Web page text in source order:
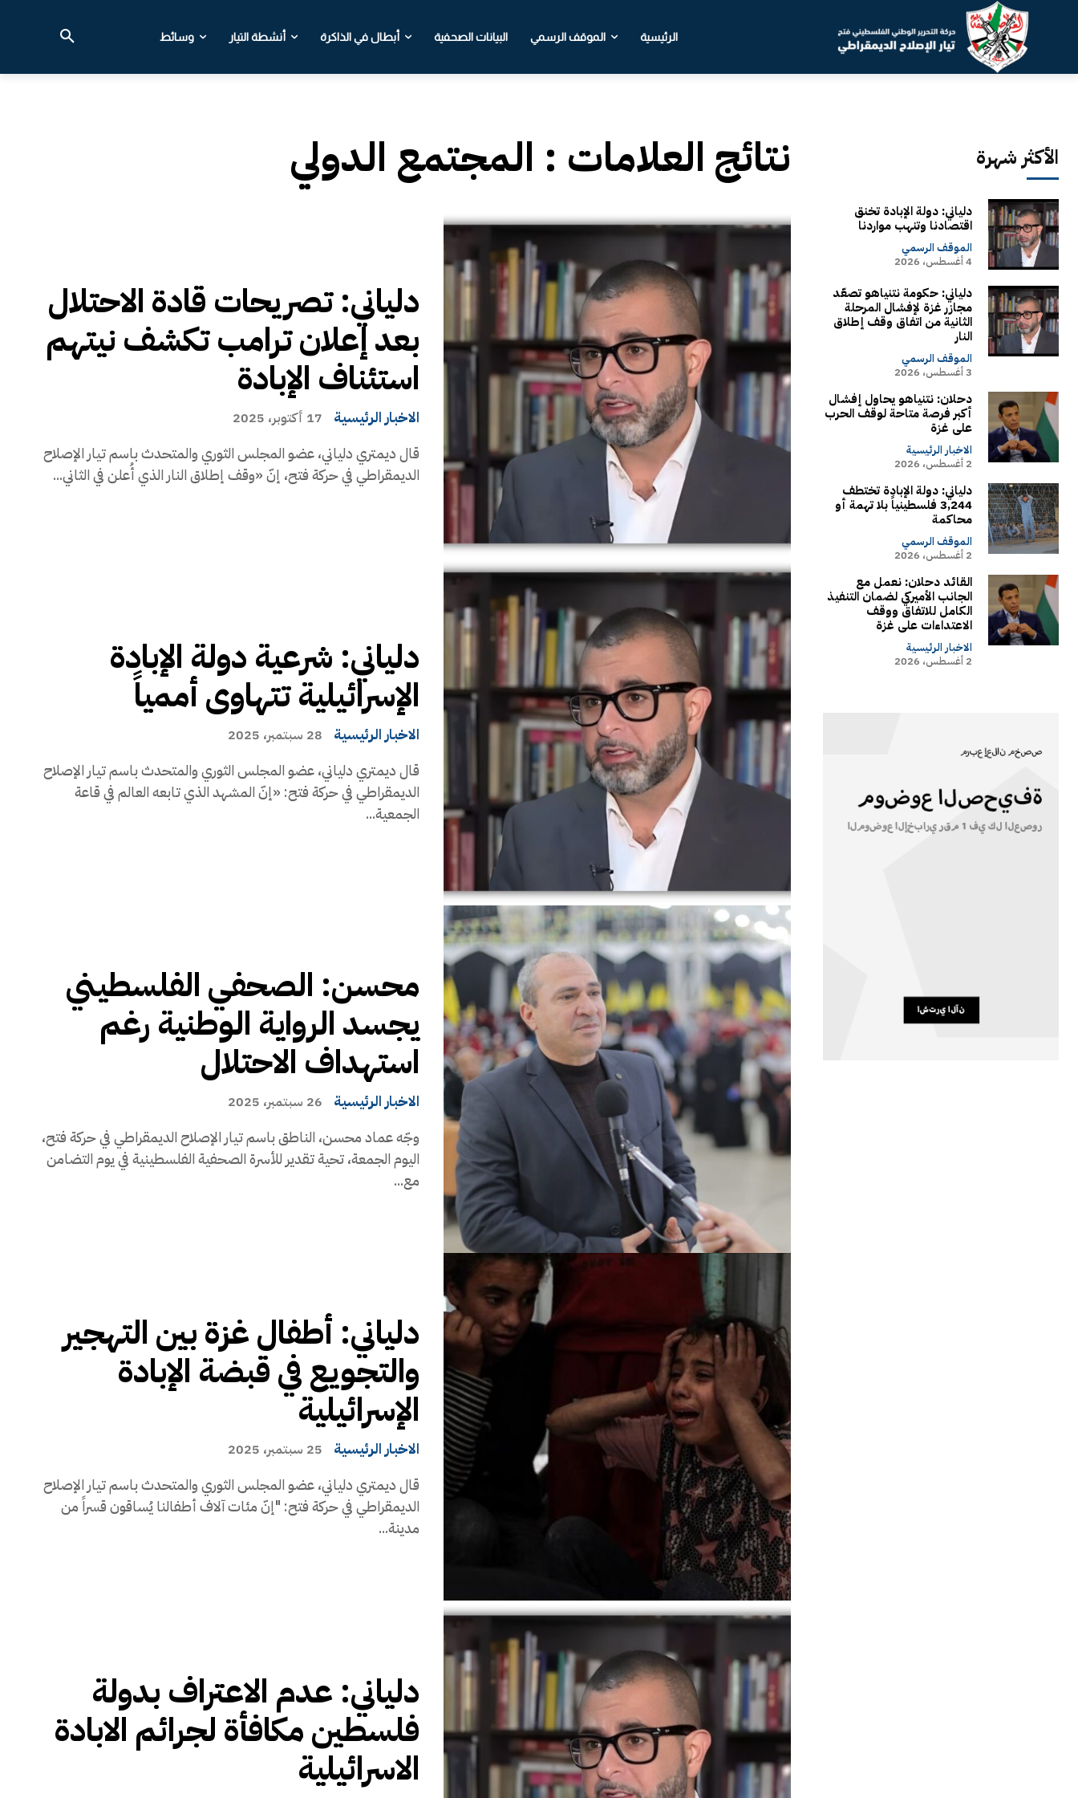
الرئيسية الموقف الرسمي البيانات الصحفية أبطال في الذاكرة أنشطة التيار وسائط
نتائج العلامات : المجتمع الدولي
دلياني: تصريحات قادة الاحتلال
بعد إعلان ترامب تكشف نيتهم
استئناف الإبادة
الاخبار الرئيسية 17 أكتوبر، 2025
قال ديمتري دلياني، عضو المجلس الثوري والمتحدث باسم تيار الإصلاح
الديمقراطي في حركة فتح، إنّ «وقف إطلاق النار الذي أُعلن في الثاني...
دلياني: شرعية دولة الإبادة
الإسرائيلية تتهاوى أممياً
الاخبار الرئيسية 28 سبتمبر، 2025
قال ديمتري دلياني، عضو المجلس الثوري والمتحدث باسم تيار الإصلاح
الديمقراطي في حركة فتح: «إنّ المشهد الذي تابعه العالم في قاعة
الجمعية...
محسن: الصحفي الفلسطيني
يجسد الرواية الوطنية رغم
استهداف الاحتلال
الاخبار الرئيسية 26 سبتمبر، 2025
وجّه عماد محسن، الناطق باسم تيار الإصلاح الديمقراطي في حركة فتح،
اليوم الجمعة، تحية تقدير للأسرة الصحفية الفلسطينية في يوم التضامن
مع...
دلياني: أطفال غزة بين التهجير
والتجويع في قبضة الإبادة
الإسرائيلية
الاخبار الرئيسية 25 سبتمبر، 2025
قال ديمتري دلياني، عضو المجلس الثوري والمتحدث باسم تيار الإصلاح
الديمقراطي في حركة فتح: "إنّ مئات آلاف أطفالنا يُساقون قسراً من
مدينة...
دلياني: عدم الاعتراف بدولة
فلسطين مكافأة لجرائم الابادة
الاسرائيلية
الأكثر شهرة
دلياني: دولة الإبادة تخنق
اقتصادنا وتنهب مواردنا
الموقف الرسمي
4 أغسطس، 2026
دلياني: حكومة نتنياهو تصعّد
مجازر غزة لإفشال المرحلة
الثانية من اتفاق وقف إطلاق
النار
الموقف الرسمي
3 أغسطس، 2026
دحلان: نتنياهو يحاول إفشال
أكبر فرصة متاحة لوقف الحرب
على غزة
الاخبار الرئيسية
2 أغسطس، 2026
دلياني: دولة الإبادة تختطف
3,244 فلسطينياً بلا تهمة أو
محاكمة
الموقف الرسمي
2 أغسطس، 2026
القائد دحلان: نعمل مع
الجانب الأميركي لضمان التنفيذ
الكامل للاتفاق ووقف
الاعتداءات على غزة
الاخبار الرئيسية
2 أغسطس، 2026